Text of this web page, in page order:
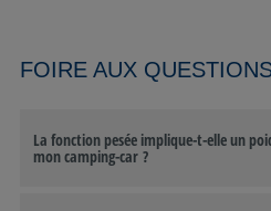
FOIRE AUX
La fonction pesée implique-t-elle un
mon camping-car ?